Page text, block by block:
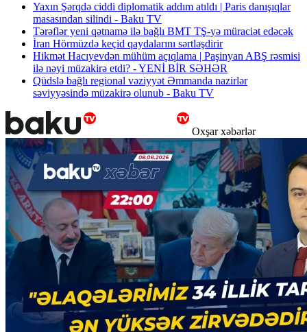
Yaxın Şərqdə ciddi diplomatik addım atıldı | Paris danışıqlar
masasından silindi - Baku TV
Tərəflər yeni qətnamə ilə bağlı BMT TŞ-yə müraciət edəcək
İran Hörmüzdə keçid qaydalarını sərtləşdirir
Hikmət Hacıyevdən mühüm açıqlama | Paşinyan ABŞ rəsmisi
ilə nəyi müzakirə etdi? - YENİ BİR SƏHƏR
Qüdslə bağlı regional vəziyyət Əmmanda nazirlər
səviyyəsində müzakirə olunub - Baku TV
Oxşar xəbərlər